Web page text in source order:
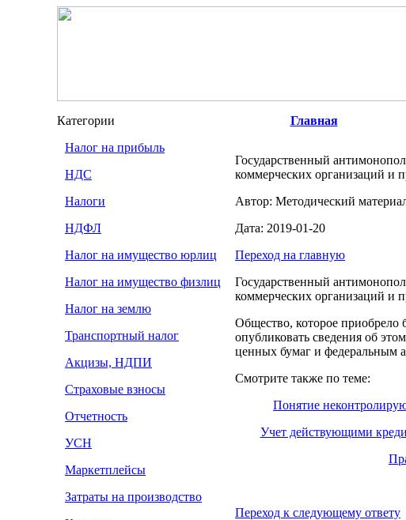
Категории
Налог на прибыль
НДС
Налоги
НДФЛ
Налог на имущество юрлиц
Налог на имущество физлиц
Налог на землю
Транспортный налог
Акцизы, НДПИ
Страховые взносы
Отчетность
УСН
Маркетплейсы
Затраты на производство
Главная
Государственный
коммерческих организаций и
Автор: Методический
Дата: 2019-01-20
Переход на главную
Государственный
коммерческих организаций и
Общество, которое приобрело
опубликовать сведения об
ценных бумаг и федеральным
Смотрите также по теме:
Понятие
Учет действующими
Переход к следующему ответу